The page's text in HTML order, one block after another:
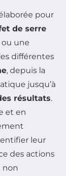
pour
de serre
ou une
différentes
, depuis la
jusqu’à
résultats.
et en
leur
des actions
non